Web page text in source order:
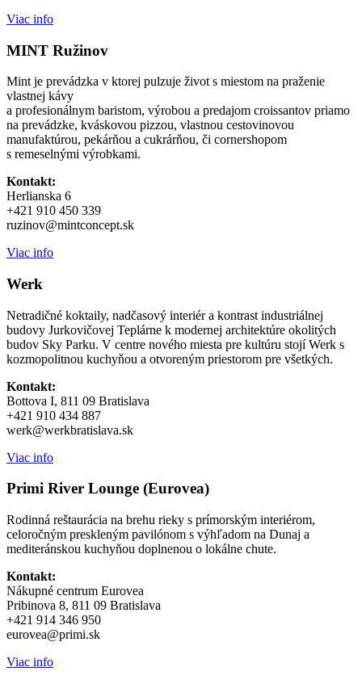
Viac info
MINT Ružinov
Mint je prevádzka v ktorej pulzuje život s miestom na praženie
vlastnej kávy
a profesionálnym baristom, výrobou a predajom croissantov priamo
na prevádzke, kváskovou pizzou, vlastnou cestovinovou
manufaktúrou, pekárňou a cukrárňou, či cornershopom
s remeselnými výrobkami.
Kontakt:
Herlianska 6
+421 910 450 339
ruzinov@mintconcept.sk
Viac info
Werk
Netradičné koktaily, nadčasový interiér a kontrast industriálnej
budovy Jurkovičovej Teplárne k modernej architektúre okolitých
budov Sky Parku. V centre nového miesta pre kultúru stojí Werk s
kozmopolitnou kuchyňou a otvoreným priestorom pre všetkých.
Kontakt:
Bottova I, 811 09 Bratislava
+421 910 434 887
werk@werkbratislava.sk
Viac info
Primi River Lounge (Eurovea)
Rodinná reštaurácia na brehu rieky s prímorským interiérom,
celoročným preskleným pavilónom s výhľadom na Dunaj a
mediteránskou kuchyňou doplnenou o lokálne chute.
Kontakt:
Nákupné centrum Eurovea
Pribinova 8, 811 09 Bratislava
+421 914 346 950
eurovea@primi.sk
Viac info